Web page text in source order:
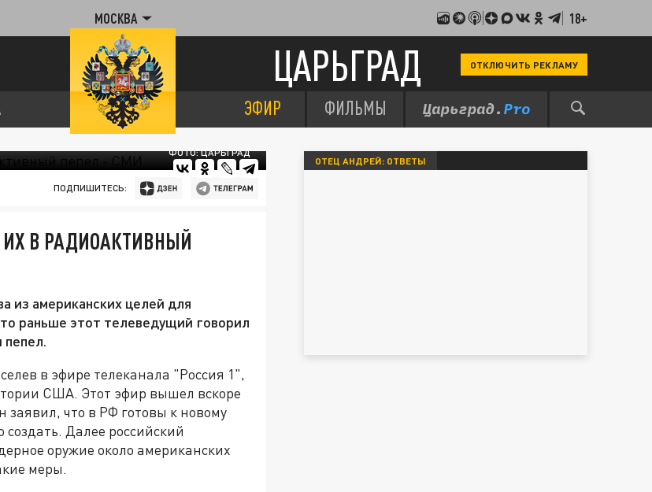
МОСКВА 18+
ЦАРЬГРАД ОТКЛЮЧИТЬ РЕКЛАМУ
ЭФИР ФИЛЬМЫ
ФОТО: ЦАРЬГРАД
ПОДПИШИТЕСЬ:
ИХ В РАДИОАКТИВНЫЙ
из американских целей для
раньше этот телеведущий говорил
в эфире телеканала "Россия 1",
США. Этот эфир вышел вскоре
заявил, что в РФ готовы к новому
создать. Далее российский
оружие около американских
меры.
ОТЕЦ АНДРЕЙ: ОТВЕТЫ